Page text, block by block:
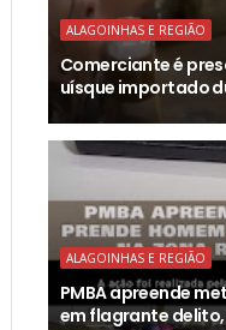
ALAGOINHAS E REGIÃO
Comerciante é
uísque importado
ALAGOINHAS E REGIÃO
PMBA apreende
em flagrante delito,